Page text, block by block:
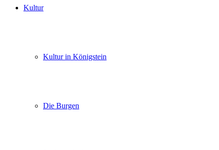
Kultur
Kultur in Königstein
Die Burgen